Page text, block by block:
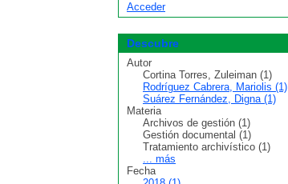
Acceder
Descubre
Autor
Cortina Torres, Zuleiman (1)
Rodríguez Cabrera, Mariolis (1)
Suárez Fernández, Digna (1)
Materia
Archivos de gestión (1)
Gestión documental (1)
Tratamiento archivístico (1)
... más
Fecha